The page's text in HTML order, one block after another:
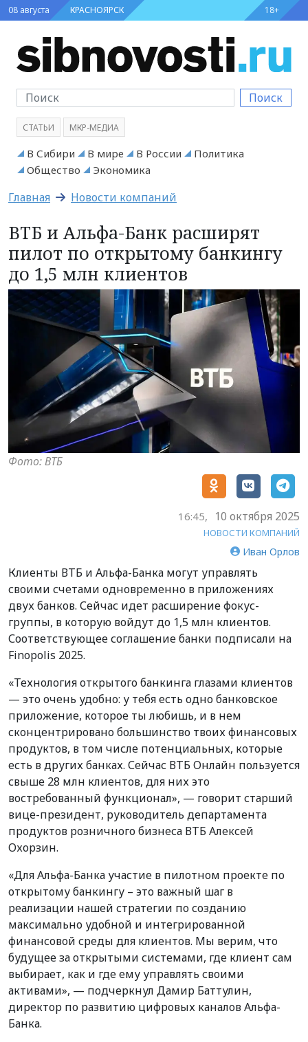
08 августа КРАСНОЯРСК 18+
Поиск
СТАТЬИ МКР-МЕДИА
В Сибири В мире В России
Политика
Общество
Экономика
Главная Новости компаний
ВТБ и Альфа-Банк расширят
пилот по открытому банкингу
до 1,5 млн клиентов
Фото: ВТБ
16:45, 10 октября 2025
НОВОСТИ КОМПАНИЙ
Иван Орлов
Клиенты ВТБ и Альфа-Банка могут управлять
своими счетами одновременно в приложениях
двух банков. Сейчас идет расширение фокус-
группы, в которую войдут до 1,5 млн клиентов.
Соответствующее соглашение банки подписали на
Finopolis 2025.
«Технология открытого банкинга глазами клиентов
— это очень удобно: у тебя есть одно банковское
приложение, которое ты любишь, и в нем
сконцентрировано большинство твоих финансовых
продуктов, в том числе потенциальных, которые
есть в других банках. Сейчас ВТБ Онлайн пользуется
свыше 28 млн клиентов, для них это
востребованный функционал», — говорит старший
вице-президент, руководитель департамента
продуктов розничного бизнеса ВТБ Алексей
Охорзин.
«Для Альфа-Банка участие в пилотном проекте по
открытому банкингу – это важный шаг в
реализации нашей стратегии по созданию
максимально удобной и интегрированной
финансовой среды для клиентов. Мы верим, что
будущее за открытыми системами, где клиент сам
выбирает, как и где ему управлять своими
активами», — подчеркнул Дамир Баттулин,
директор по развитию цифровых каналов Альфа-
Банка.